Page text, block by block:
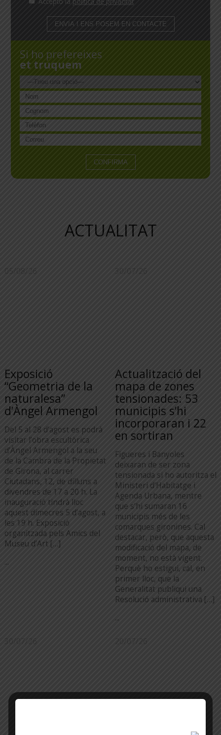
Si ho prefereixes
et truquem
ACTUALITAT
05/08/26
Exposició
“Geometria de la
naturalesa”
d’Àngel Armengol
Del 5 al 28 d’agost es podrà
visitar l’obra escultòrica
d’Àngel Armengol a la seu
de la Cambra de la Propietat
de Girona, al carrer
Ciutadans, 12, de dilluns a
divendres de 17 a 20 h. La
inauguració tindrà lloc
aquest dimecres 5 d’agost, a
les 19 h. Exposició
organitzada pels Amics del
Museu d’Art […]
...
30/07/26
Actualització del
mapa de zones
tensionades: 53
municipis s’hi
incorporaran i 22
en sortiran
Figueres i Banyoles
deixaran de ser zona
tensionada si ho autoritza el
Ministeri d’Habitatge i
Agenda Urbana, mentre
que s’hi sumaran 16
municipis més de les
comarques gironines. Cal
destacar, però, que aquesta
modificació del mapa, de
moment, no està vigent.
Perquè ho estigui, cal, en
primer lloc, que la
Generalitat publiqui una
Resolució administrativa […]
...
30/07/26 20/07/26